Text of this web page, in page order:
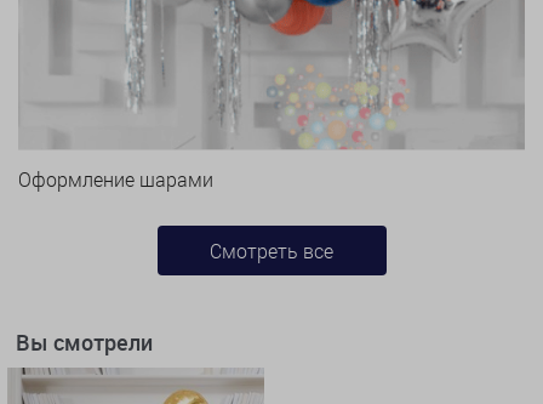
Оформление шарами
Смотреть все
Вы смотрели